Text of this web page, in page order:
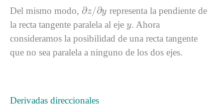
Del mismo modo, ∂z/∂y
∂z ∂y
representa la pendiente de
la recta tangente paralela al eje y
y. Ahora
consideramos la posibilidad de una recta tangente
que no sea paralela a ninguno de los dos ejes.
Derivadas direccionales